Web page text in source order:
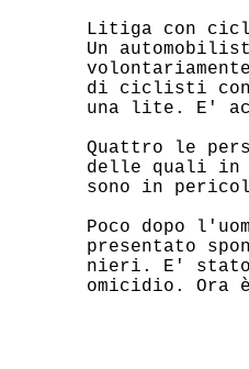
Litiga con
Un
di ciclisti con
una lite. E'
Quattro le
delle quali in
sono in
Poco dopo
presentato
nieri. E'
omicidio.